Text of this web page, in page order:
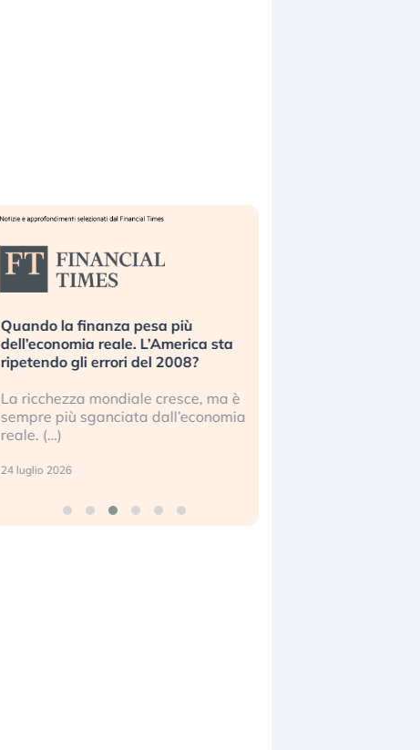
Quando la finanza pesa più
dell’economia reale. L’America sta
ripetendo gli errori del 2008?
La ricchezza mondiale cresce, ma è
sempre più sganciata dall’economia
reale. (…)
24 luglio 2026